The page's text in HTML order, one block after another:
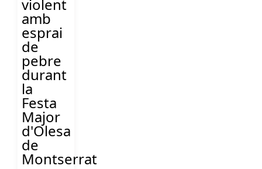
violent
amb
esprai
de
pebre
durant
la
Festa
Major
d'Olesa
de
Montserrat